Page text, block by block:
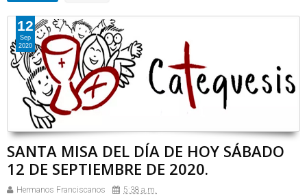
SANTA MISA DEL DÍA DE HOY SÁBADO
12 DE SEPTIEMBRE DE 2020.
Hermanos Franciscanos
5:38 a.m.
12
Sep
2020